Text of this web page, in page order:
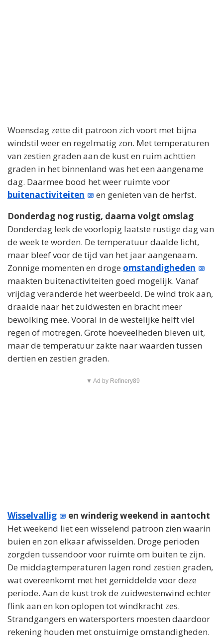
Woensdag zette dit patroon zich voort met bijna
windstil weer en regelmatig zon. Met temperaturen
van zestien graden aan de kust en ruim achttien
graden in het binnenland was het een aangename
dag. Daarmee bood het weer ruimte voor
buitenactiviteiten
en genieten van de herfst.
Donderdag nog rustig, daarna volgt omslag
Donderdag leek de voorlopig laatste rustige dag van
de week te worden. De temperatuur daalde licht,
maar bleef voor de tijd van het jaar aangenaam.
Zonnige momenten en droge omstandigheden
maakten buitenactiviteiten goed mogelijk. Vanaf
vrijdag veranderde het weerbeeld. De wind trok aan,
draaide naar het zuidwesten en bracht meer
bewolking mee. Vooral in de westelijke helft viel
regen of motregen. Grote hoeveelheden bleven uit,
maar de temperatuur zakte naar waarden tussen
dertien en zestien graden.
▼ Ad by Refinery89
Wisselvallig
en winderig weekend in aantocht
Het weekend liet een wisselend patroon zien waarin
buien en zon elkaar afwisselden. Droge perioden
zorgden tussendoor voor ruimte om buiten te zijn.
De middagtemperaturen lagen rond zestien graden,
wat overeenkomt met het gemiddelde voor deze
periode. Aan de kust trok de zuidwestenwind echter
flink aan en kon oplopen tot windkracht zes.
Strandgangers en watersporters moesten daardoor
rekening houden met onstuimige omstandigheden.